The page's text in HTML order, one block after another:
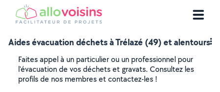
Aides évacuation déchets à Trélazé (49) et alentours
Faites appel à un particulier ou un professionnel pour
l'évacuation de vos déchets et gravats. Consultez les
profils de nos membres et contactez-les !